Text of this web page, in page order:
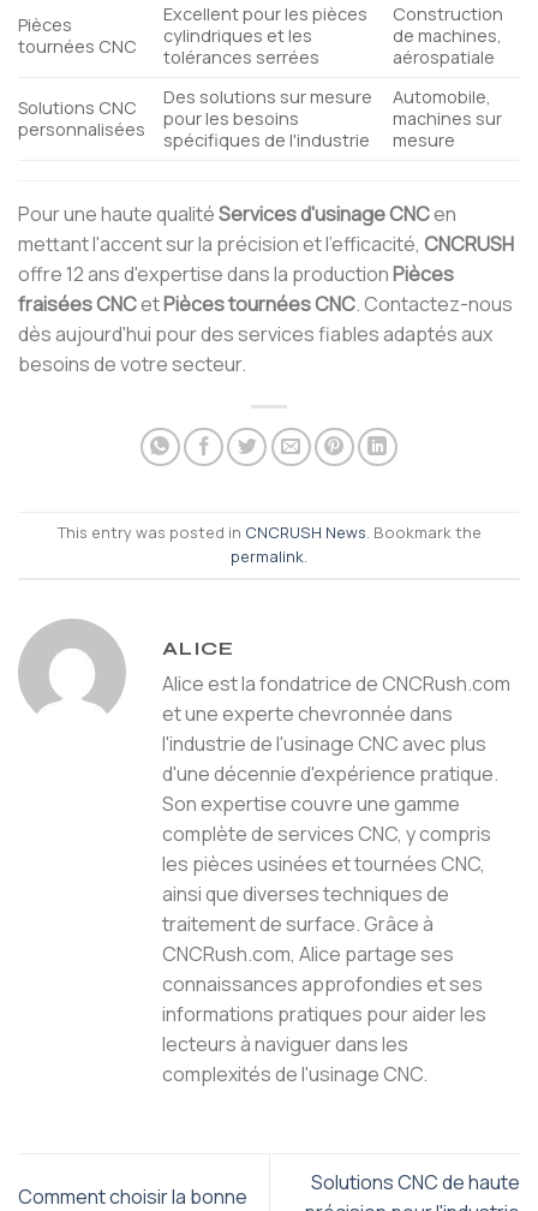
Pièces
tournées CNC
Excellent pour les pièces
cylindriques et les
tolérances serrées
Construction
de machines,
aérospatiale
Solutions CNC
personnalisées
Des solutions sur mesure
pour les besoins
spécifiques de l'industrie
Automobile,
machines sur
mesure
Pour une haute qualitéServices d'usinage CNCen
mettant l'accent sur la précision et l'efficacité, CNCRUSH
offre 12 ans d'expertise dans la productionPièces
fraisées CNCetPièces tournées CNC. Contactez-nous
dès aujourd'hui pour des services fiables adaptés aux
besoins de votre secteur.
This entry was posted in CNCRUSH News. Bookmark the
permalink.
ALICE
Alice est la fondatrice de CNCRush.com
et une experte chevronnée dans
l'industrie de l'usinage CNC avec plus
d'une décennie d'expérience pratique.
Son expertise couvre une gamme
complète de services CNC, y compris
les pièces usinées et tournées CNC,
ainsi que diverses techniques de
traitement de surface. Grâce à
CNCRush.com, Alice partage ses
connaissances approfondies et ses
informations pratiques pour aider les
lecteurs à naviguer dans les
complexités de l'usinage CNC.
Comment choisir la bonne
Solutions CNC de haute